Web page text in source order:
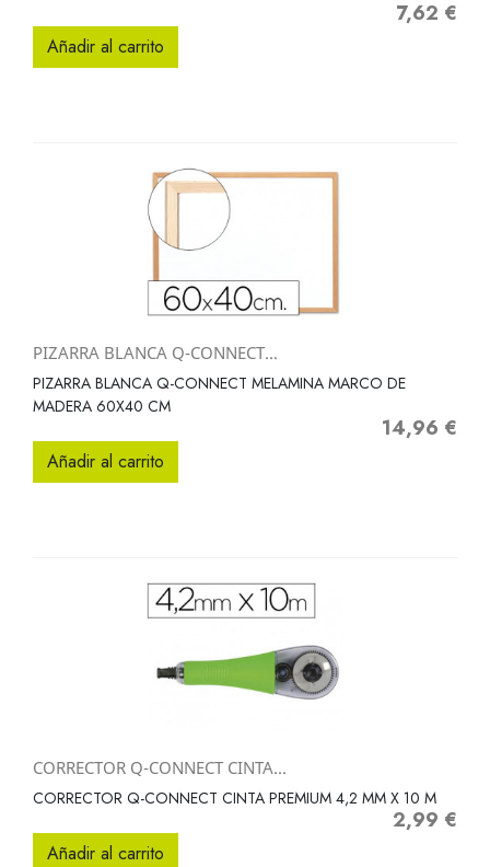
Precio
7,62 €
Añadir al carrito
PIZARRA BLANCA Q-CONNECT...
PIZARRA BLANCA Q-CONNECT MELAMINA MARCO DE
MADERA 60X40 CM
Precio
14,96 €
Añadir al carrito
CORRECTOR Q-CONNECT CINTA...
CORRECTOR Q-CONNECT CINTA PREMIUM 4,2 MM X 10 M
Precio
2,99 €
Añadir al carrito